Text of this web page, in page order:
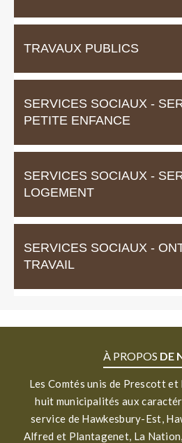
TRAVAUX PUBLICS
SERVICES SOCIAUX -
PETITE ENFANCE
SERVICES SOCIAUX -
LOGEMENT
SERVICES SOCIAUX -
TRAVAIL
À PROPOS DE
Les Comtés unis de Prescott et
huit municipalités aux
service de Hawkesbury-Est,
Alfred et Plantagenet, La